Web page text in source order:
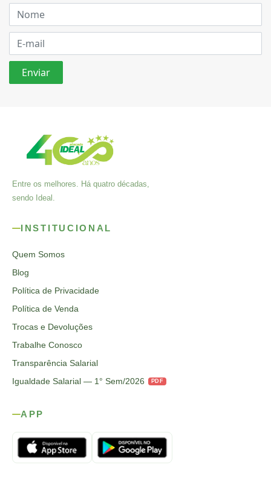
Entre os melhores. Há quatro décadas,
sendo Ideal.
INSTITUCIONAL
Quem Somos
Blog
Política de Privacidade
Política de Venda
Trocas e Devoluções
Trabalhe Conosco
Transparência Salarial
Igualdade Salarial — 1° Sem/2026
PDF
APP